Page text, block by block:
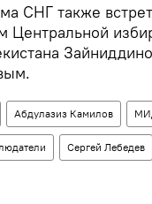
СНГ также
Центральной
Абдулазиз Камилов
Сергей Лебедев